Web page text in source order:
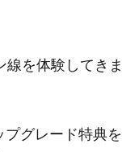
を体験してきま
グレード特典を